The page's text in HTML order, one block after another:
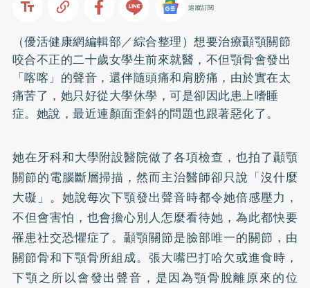
追蹤訂閱
（優活健康網編輯部／綜合整理）想要治療顳顎關節
咬合不正的二十歲女學生前來就醫，不但顎骨會發出
「喀喀」的聲音，還伴隨頭痛和肩膀痛，由於實在太
痛苦了，她只好從大學休學，可是卻因此患上嗜睡
症。她說，最近連顏面歪斜的問題也跟著惡化了。
她在牙科和大學附設醫院做了各項檢查，也拍了顳顎
關節的電腦斷層掃描，然而主治醫師卻只說「沒什麼
大礙」。她說每次下顎發出聲音時都令她倍感壓力，
不但會害怕，也會擔心別人怎麼看待她，為此都快要
罹患社交恐懼症了。顳顎關節是臉部唯一的關節，由
關節骨和下顎骨所組成。張大嘴巴打哈欠或進食時，
下顎之所以會發出聲音，是因為顎骨脫離原來的位